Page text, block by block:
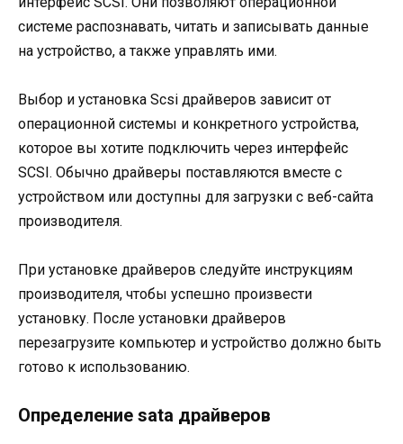
системе распознавать, читать и записывать данные
на устройство, а также управлять ими.
Выбор и установка Scsi драйверов зависит от
операционной системы и конкретного устройства,
которое вы хотите подключить через интерфейс
SCSI. Обычно драйверы поставляются вместе с
устройством или доступны для загрузки с веб-сайта
производителя.
При установке драйверов следуйте инструкциям
производителя, чтобы успешно произвести
установку. После установки драйверов
перезагрузите компьютер и устройство должно быть
готово к использованию.
Определение sata драйверов